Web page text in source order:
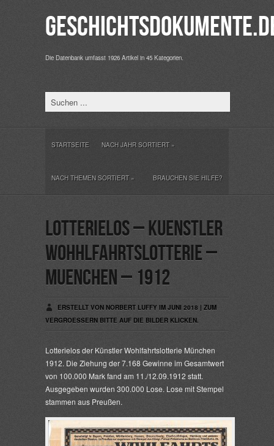
Die Datenbank umfasst 1926 Artikel in 45 Kategorien.
STARTSEITE NACH JAHR SORTIERT»
NACH THEMEN SORTIERT» BRAUCHEN SIE HILFE?
Lotterielos – Kuenstler
Wohhlfahrtslotterie –
Muenchen – 1912
ERSTELLT VON NORBERT LUFFY IM JUNI 2018 | ZUM
VERGROESSERN BITTE AUF DIE BILDER KLICKEN.
Lotterielos der Künstler Wohlfahrtslotterie München
1912. Die Ziehung der 7.168 Gewinne im Gesamtwert
von 100.000 Mark fand am 11./12.09.1912 statt.
Ausgegeben wurden 300.000 Lose. Lose mit Stempel
stammen aus Preußen.